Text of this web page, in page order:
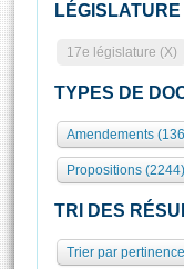
Présidence
577 députés
Groupes
Séance
Commissions
Europe et
Pétitions
Rôle et
Organisation
Présidence
Statistiques et
Visiter
Visite virtuelle
Assister à une
LÉGISLATURE
17e législature (X)
TYPES DE
Amendements
Propositions (2244)
TRI DES
Trier par pertinence